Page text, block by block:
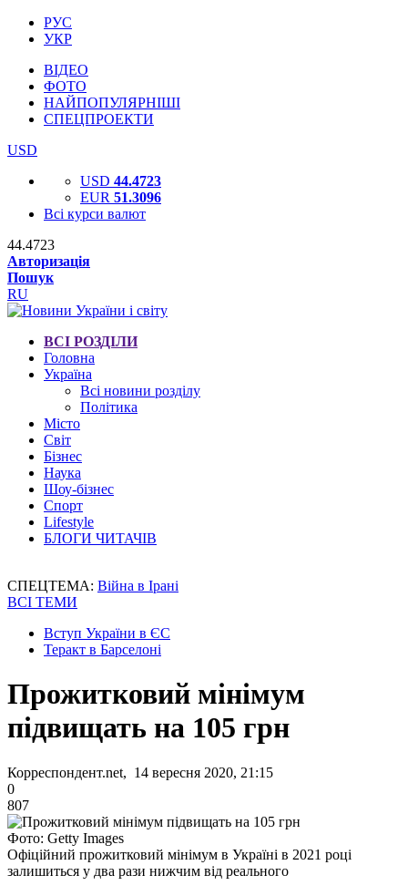
РУС
УКР
ВІДЕО
ФОТО
НАЙПОПУЛЯРНІШІ
СПЕЦПРОЕКТИ
USD
USD 44.4723
EUR 51.3096
Всі курси валют
44.4723
Авторизація
Пошук
RU
ВСІ РОЗДІЛИ
Головна
Україна
Всі новини розділу
Політика
Місто
Світ
Бізнес
Наука
Шоу-бізнес
Спорт
Lifestyle
БЛОГИ ЧИТАЧІВ
СПЕЦТЕМА: Війна в Ірані
ВСІ ТЕМИ
Вступ України в ЄС
Теракт в Барселоні
Прожитковий мінімум
підвищать на 105 грн
Корреспондент.net, 14 вересня 2020, 21:15
0
807
Фото: Getty Images
Офіційний прожитковий мінімум в Україні в 2021 році
залишиться у два рази нижчим від реального